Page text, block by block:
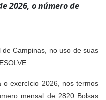
2026, o número de
Campinas, no uso de suas
o exercício 2026, nos termos
mensal de 2820 Bolsas